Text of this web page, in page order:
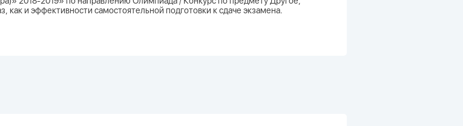
как и эффективности самостоятельной подготовки к сдаче экзамена.